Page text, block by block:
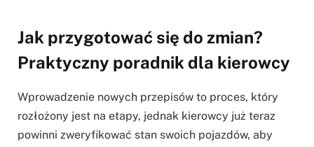
Jak przygotować się do zmian?
Praktyczny poradnik dla kierowcy
Wprowadzenie nowych przepisów to proces, który
rozłożony jest na etapy, jednak kierowcy już teraz
powinni zweryfikować stan swoich pojazdów, aby